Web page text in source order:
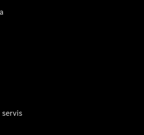
servis